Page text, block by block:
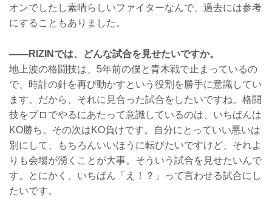
オンでしたし素晴らしいファイターなんで、過去には参考
にすることもありました。
――RIZINでは、どんな試合を見せたいですか。
地上波の格闘技は、5年前の僕と青木戦で止まっているの
で、時計の針を再び動かすという役割を勝手に意識してい
ます。だから、それに見合った試合をしたいですね。格闘
技をプロでやるにあたって意識しているのは、いちばんは
KO勝ち。その次はKO負けです。自分にとっていい悪いは
別にして、もちろんいいほうに転びたいですけど、それよ
りも会場が湧くことが大事。そういう試合を見せたいんで
す。とにかく、いちばん「え！？」って言わせる試合にし
たいです。